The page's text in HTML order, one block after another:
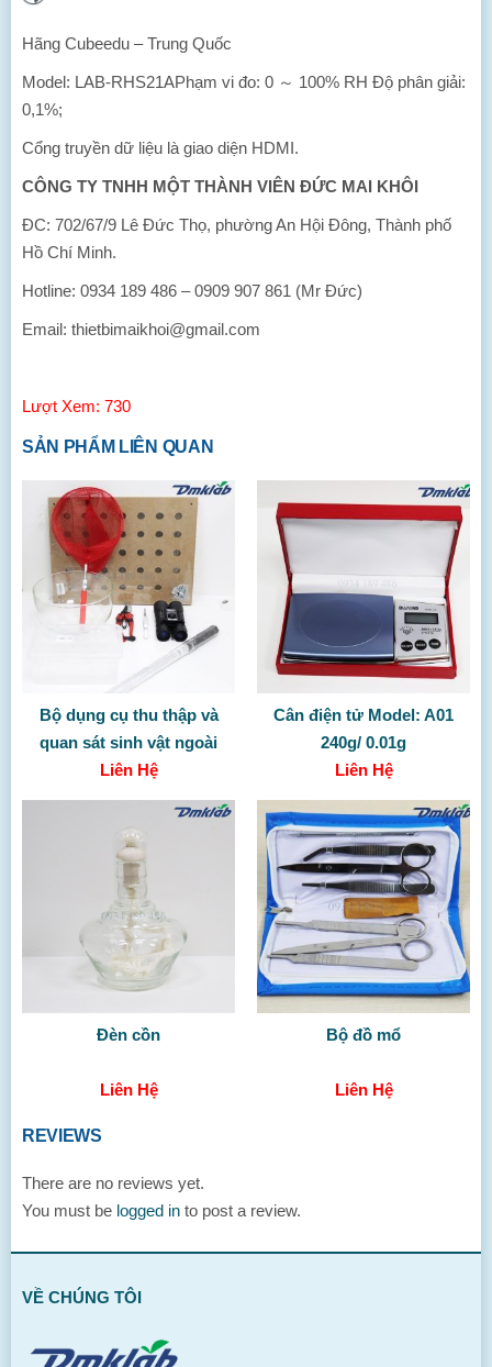
Hãng Cubeedu – Trung Quốc
Model: LAB-RHS21APhạm vi đo: 0 ～ 100% RH Độ phân giải:
0,1%;
Cổng truyền dữ liệu là giao diện HDMI.
CÔNG TY TNHH MỘT THÀNH VIÊN ĐỨC MAI KHÔI
ĐC: 702/67/9 Lê Đức Thọ, phường An Hội Đông, Thành phố
Hồ Chí Minh.
Hotline: 0934 189 486 – 0909 907 861 (Mr Đức)
Email: thietbimaikhoi@gmail.com
Lượt Xem: 730
SẢN PHẨM LIÊN QUAN
Bộ dụng cụ thu thập và
quan sát sinh vật ngoài
thiên nhiên (không gồm
TBDC)
Liên Hệ
Cân điện tử Model: A01
240g/ 0.01g
Liên Hệ
Đèn cồn
Liên Hệ
Bộ đồ mổ
Liên Hệ
REVIEWS
There are no reviews yet.
You must be logged in to post a review.
VỀ CHÚNG TÔI